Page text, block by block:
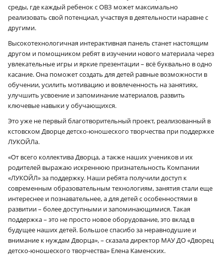
среды, где каждый ребенок с ОВЗ может максимально
реализовать свой потенциал, участвуя в деятельности наравне с
другими.
Высокотехнологичная интерактивная панель станет настоящим
другом и помощником ребят в изучении нового материала через
увлекательные игры и яркие презентации – всё буквально в одно
касание. Она поможет создать для детей равные возможности в
обучении, усилить мотивацию и вовлеченность на занятиях,
улучшить усвоение и запоминание материалов, развить
ключевые навыки у обучающихся.
Это уже не первый благотворительный проект, реализованный в
кстовском Дворце детско-юношеского творчества при поддержке
ЛУКОЙЛа.
«От всего коллектива Дворца, а также наших учеников и их
родителей выражаю искреннюю признательность Компании
«ЛУКОЙЛ» за поддержку. Наши ребята получили доступ к
современным образовательным технологиям, занятия стали еще
интереснее и познавательнее, а для детей с особенностями в
развитии – более доступными и запоминающимися. Такая
поддержка – это не просто новое оборудование, это вклад в
будущее наших детей. Большое спасибо за неравнодушие и
внимание к нуждам Дворца», – сказала директор МАУ ДО «Дворец
детско-юношеского творчества» Елена Каменских.